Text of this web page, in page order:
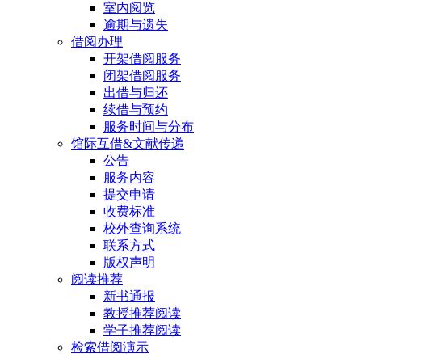
室内阅览
逾期与遗失
借阅办理
开架借阅服务
闭架借阅服务
出借与归还
续借与预约
服务时间与分布
馆际互借&文献传递
公告
服务内容
提交申请
收费标准
校外查询系统
联系方式
版权声明
阅读推荐
新书通报
教授推荐阅读
学子推荐阅读
检索借阅演示